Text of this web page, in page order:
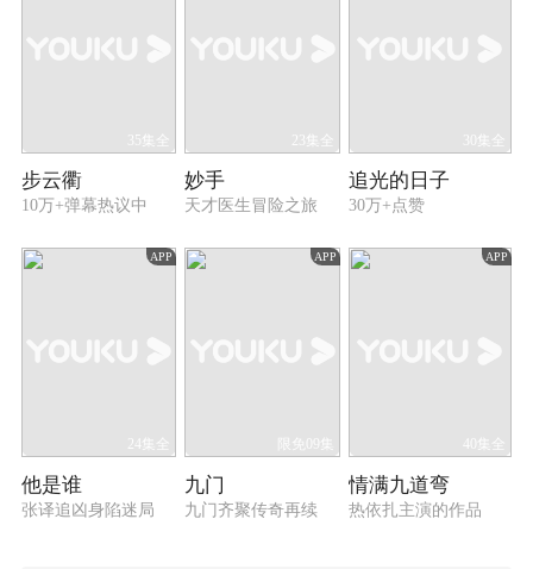
35集全
步云衢
10万+弹幕热议中
23集全
妙手
天才医生冒险之旅
30集全
追光的日子
30万+点赞
APP
24集全
他是谁
张译追凶身陷迷局
APP
限免09集
九门
九门齐聚传奇再续
APP
40集全
情满九道弯
热依扎主演的作品